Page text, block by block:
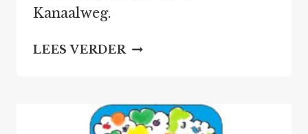
Kanaalweg.
LEES VERDER EXCURSIE